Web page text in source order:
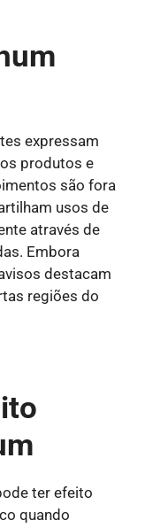
expressam
produtos e
são fora
usos de
através de
Embora
destacam
regiões do
ter efeito
quando